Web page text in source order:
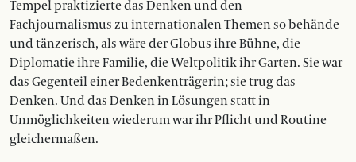
Tempel praktizierte das Denken und den
Fachjournalismus zu internationalen Themen so behände
und tänzerisch, als wäre der Globus ihre Bühne, die
Diplomatie ihre Familie, die Weltpolitik ihr Garten. Sie war
das Gegenteil einer Bedenkenträgerin; sie trug das
Denken. Und das Denken in Lösungen statt in
Unmöglichkeiten wiederum war ihr Pflicht und Routine
gleichermaßen.